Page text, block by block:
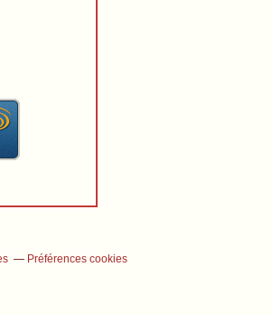
Préférences cookies